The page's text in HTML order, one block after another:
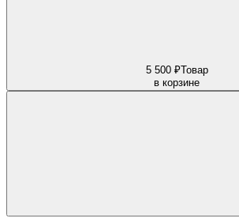
5 500 ₽Товар
в корзине